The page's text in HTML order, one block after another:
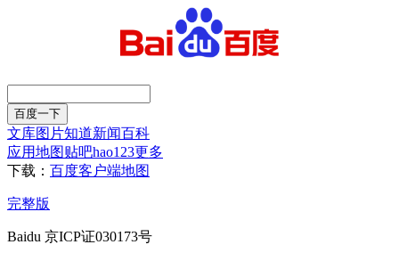
文库图片知道新闻百科
应用地图贴吧hao123更多
下载： 百度客户端地图
完整版
Baidu 京ICP证030173号